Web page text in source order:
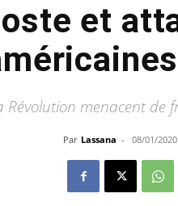
et
Révolution menacent de
Par Lassana - 08/01/2020